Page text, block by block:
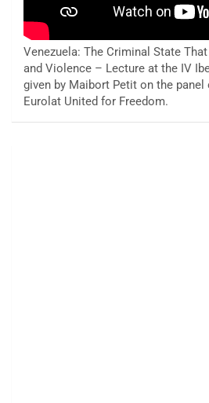
Venezuela: The Criminal State
and Violence – Lecture at the IV
given by Maibort Petit on the panel
Eurolat United for Freedom.